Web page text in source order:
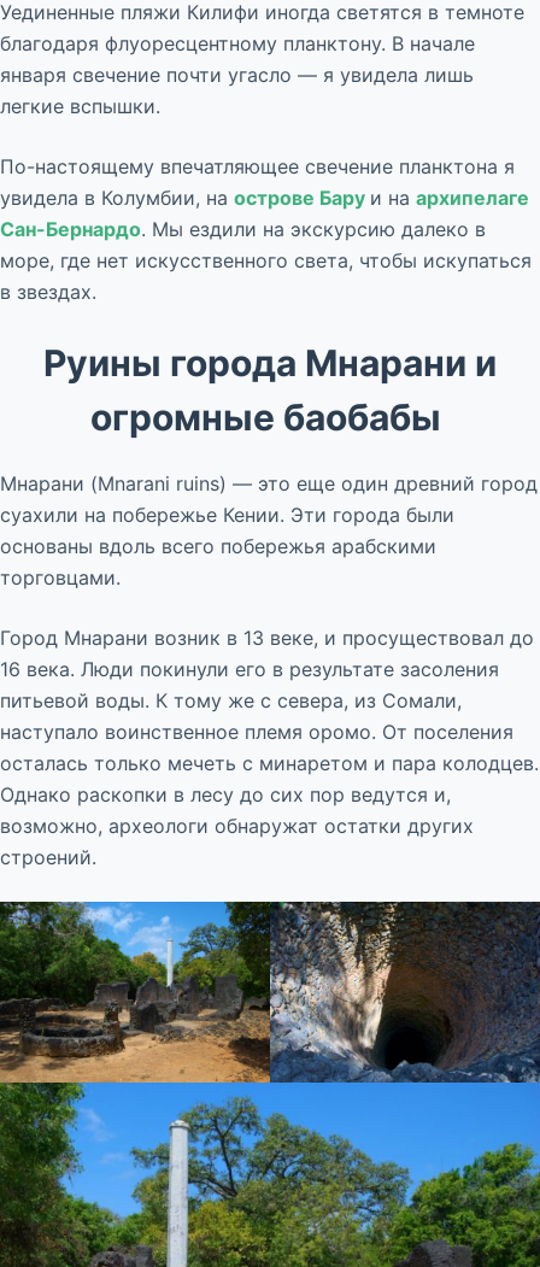
Уединенные пляжи Килифи иногда светятся в темноте
благодаря флуоресцентному планктону. В начале
января свечение почти угасло — я увидела лишь
легкие вспышки.
По-настоящему впечатляющее свечение планктона я
увидела в Колумбии, на острове Бару и на архипелаге
Сан-Бернардо. Мы ездили на экскурсию далеко в
море, где нет искусственного света, чтобы искупаться
в звездах.
Руины города Мнарани и
огромные баобабы
Мнарани (Mnarani ruins) — это еще один древний город
суахили на побережье Кении. Эти города были
основаны вдоль всего побережья арабскими
торговцами.
Город Мнарани возник в 13 веке, и просуществовал до
16 века. Люди покинули его в результате засоления
питьевой воды. К тому же с севера, из Сомали,
наступало воинственное племя оромо. От поселения
осталась только мечеть с минаретом и пара колодцев.
Однако раскопки в лесу до сих пор ведутся и,
возможно, археологи обнаружат остатки других
строений.